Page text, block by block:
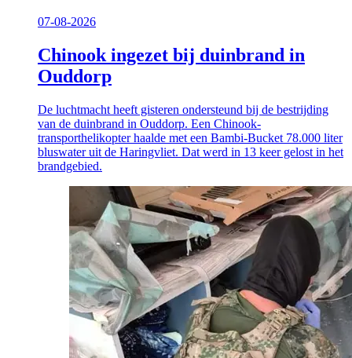
07-08-2026
Chinook ingezet bij duinbrand in
Ouddorp
De luchtmacht heeft gisteren ondersteund bij de bestrijding
van de duinbrand in Ouddorp. Een Chinook-
transporthelikopter haalde met een Bambi-Bucket 78.000 liter
bluswater uit de Haringvliet. Dat werd in 13 keer gelost in het
brandgebied.